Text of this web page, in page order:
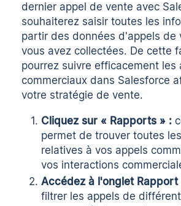
dernier appel de vente avec
souhaiterez saisir toutes les
partir des données d'appels de
vous avez collectées. De cette
pourrez suivre efficacement les
commerciaux dans Salesforce
votre stratégie de vente.
Cliquez sur « Rapports » :
permet de trouver toutes
relatives à vos appels
vos interactions
Accédez à l'onglet Rapport
filtrer les appels de